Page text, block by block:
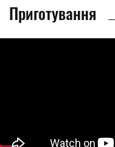
Приготування